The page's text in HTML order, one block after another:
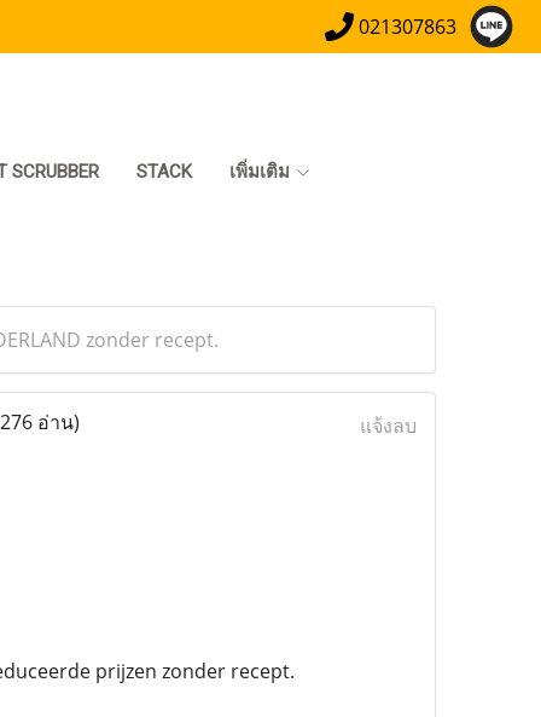
021307863
SCRUBBER STACK เพิ่มเติม
zonder recept.
อ่าน) แจ้งลบ
prijzen zonder recept.